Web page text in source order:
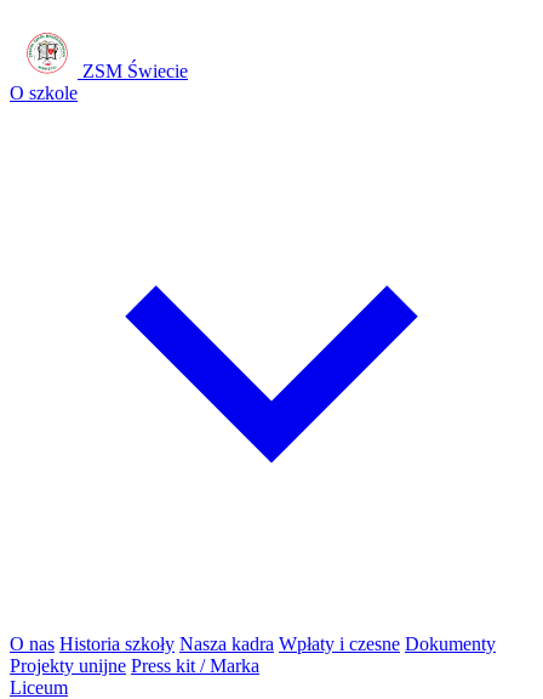
ZSM Świecie
O szkole
O nas Historia szkoły Nasza kadra Wpłaty i czesne Dokumenty
Projekty unijne Press kit / Marka
Liceum